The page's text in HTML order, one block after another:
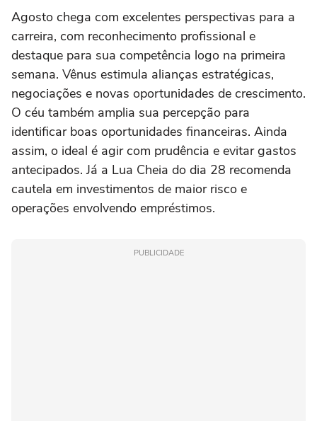
Agosto chega com excelentes perspectivas para a
carreira, com reconhecimento profissional e
destaque para sua competência logo na primeira
semana. Vênus estimula alianças estratégicas,
negociações e novas oportunidades de crescimento.
O céu também amplia sua percepção para
identificar boas oportunidades financeiras. Ainda
assim, o ideal é agir com prudência e evitar gastos
antecipados. Já a Lua Cheia do dia 28 recomenda
cautela em investimentos de maior risco e
operações envolvendo empréstimos.
PUBLICIDADE